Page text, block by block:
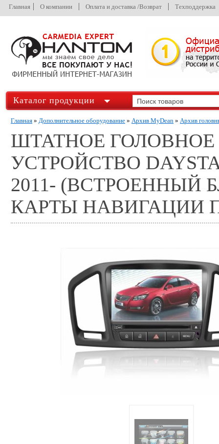
Главная О компании Оплата и доставка /Возврат Техподдержка
Каталог продукции
Главная » Дополнительное оборудование » Архив MyDean » Архив
ШТАТНОЕ
УСТРОЙСТВО
2011- (ВСТРОЕННЫЙ
КАРТЫ НАВИГАЦИИ